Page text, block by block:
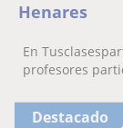
Henares
En
profesores
Destacado